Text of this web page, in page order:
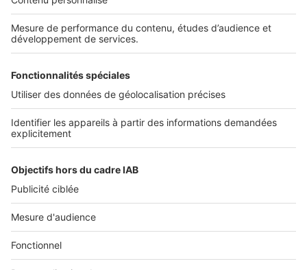
Infos pratiques
Politique Générale de Protection des Données
Conditions Générales d'Utilisation
Diffusez vos annonces
Sites du groupe SeLoger
SeLoger.com- Petites annonces immobilières
SeLogerNeuf.com
SeLogerVacances.com- Location saisonnière
SeLoger.com- Prix de l'immobilier au m²
Amivac.com- Location de vacances
Suivre SeLoger bureaux & commerces